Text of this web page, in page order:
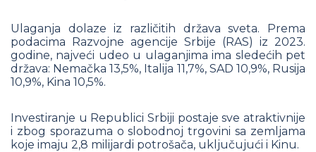
Ulaganja dolaze iz različitih država sveta. Prema
podacima Razvojne agencije Srbije (RAS) iz 2023.
godine, najveći udeo u ulaganjima ima sledećih pet
država: Nemačka 13,5%, Italija 11,7%, SAD 10,9%, Rusija
10,9%, Kina 10,5%.
Investiranje u Republici Srbiji postaje sve atraktivnije
i zbog sporazuma o slobodnoj trgovini sa zemljama
koje imaju 2,8 milijardi potrošača, uključujući i Kinu.